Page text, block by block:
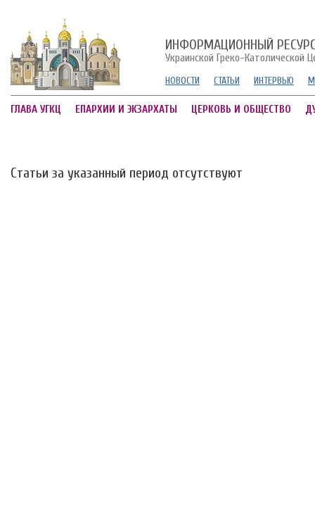
ИНФОРМАЦИОННЫЙ
Украинской Греко-Католической
НОВОСТИ СТАТЬИ ИНТЕРВЬЮ
ГЛАВА УГКЦ ЕПАРХИИ И ЭКЗАРХАТЫ ЦЕРКОВЬ И ОБЩЕСТВО
Статьи за указанный период отсутствуют